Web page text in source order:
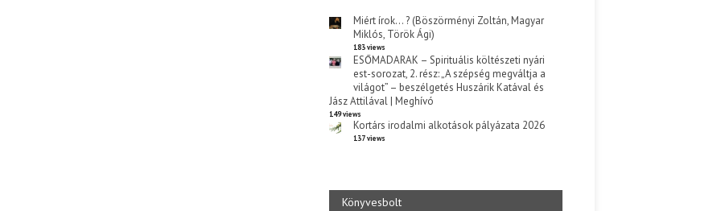
Miért írok… ? (Böszörményi Zoltán, Magyar
Miklós, Török Ági)
183 views
ESŐMADARAK – Spirituális költészeti nyári
est-sorozat, 2. rész: „A szépség megváltja a
világot” – beszélgetés Huszárik Katával és
Jász Attilával | Meghívó
149 views
Kortárs irodalmi alkotások pályázata 2026
137 views
Könyvesbolt